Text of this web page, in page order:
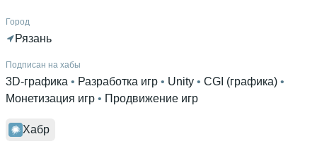
Город
Рязань
Подписан на хабы
3D-графика • Разработка игр • Unity • CGI (графика)
Монетизация игр • Продвижение игр
Хабр